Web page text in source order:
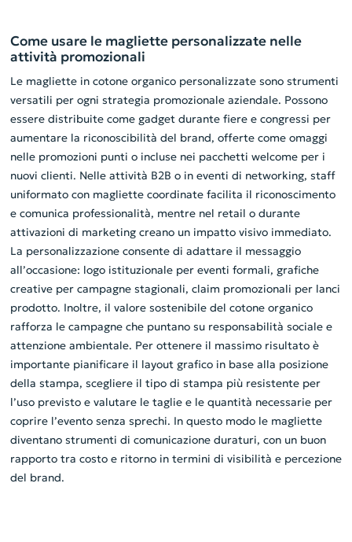
Come usare le magliette personalizzate nelle
attività promozionali
Le magliette in cotone organico personalizzate sono strumenti
versatili per ogni strategia promozionale aziendale. Possono
essere distribuite come gadget durante fiere e congressi per
aumentare la riconoscibilità del brand, offerte come omaggi
nelle promozioni punti o incluse nei pacchetti welcome per i
nuovi clienti. Nelle attività B2B o in eventi di networking, staff
uniformato con magliette coordinate facilita il riconoscimento
e comunica professionalità, mentre nel retail o durante
attivazioni di marketing creano un impatto visivo immediato.
La personalizzazione consente di adattare il messaggio
all’occasione: logo istituzionale per eventi formali, grafiche
creative per campagne stagionali, claim promozionali per lanci
prodotto. Inoltre, il valore sostenibile del cotone organico
rafforza le campagne che puntano su responsabilità sociale e
attenzione ambientale. Per ottenere il massimo risultato è
importante pianificare il layout grafico in base alla posizione
della stampa, scegliere il tipo di stampa più resistente per
l’uso previsto e valutare le taglie e le quantità necessarie per
coprire l’evento senza sprechi. In questo modo le magliette
diventano strumenti di comunicazione duraturi, con un buon
rapporto tra costo e ritorno in termini di visibilità e percezione
del brand.